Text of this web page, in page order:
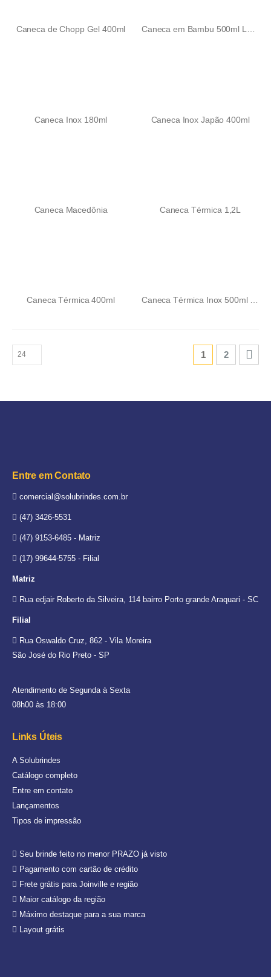
Caneca de Chopp Gel 400ml Caneca em Bambu 500ml Luppin
Caneca Inox 180ml Caneca Inox Japão 400ml
Caneca Macedônia Caneca Térmica 1,2L
Caneca Térmica 400ml
1 2
Entre em Contato
comercial@solubrindes.com.br
(47) 3426-5531
(47) 9153-6485 - Matriz
(17) 99644-5755 - Filial
Matriz
Rua edjair Roberto da Silveira, 114 bairro Porto grande Araquari - SC
Filial
Rua Oswaldo Cruz, 862 - Vila Moreira
São José do Rio Preto - SP
Atendimento de Segunda à Sexta
08h00 às 18:00
Links Úteis
A Solubrindes
Catálogo completo
Entre em contato
Lançamentos
Tipos de impressão
Seu brinde feito no menor PRAZO já visto
Pagamento com cartão de crédito
Frete grátis para Joinville e região
Maior catálogo da região
Máximo destaque para a sua marca
Layout grátis